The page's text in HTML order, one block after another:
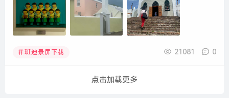
班迪录屏下载 21081 0
点击加载更多